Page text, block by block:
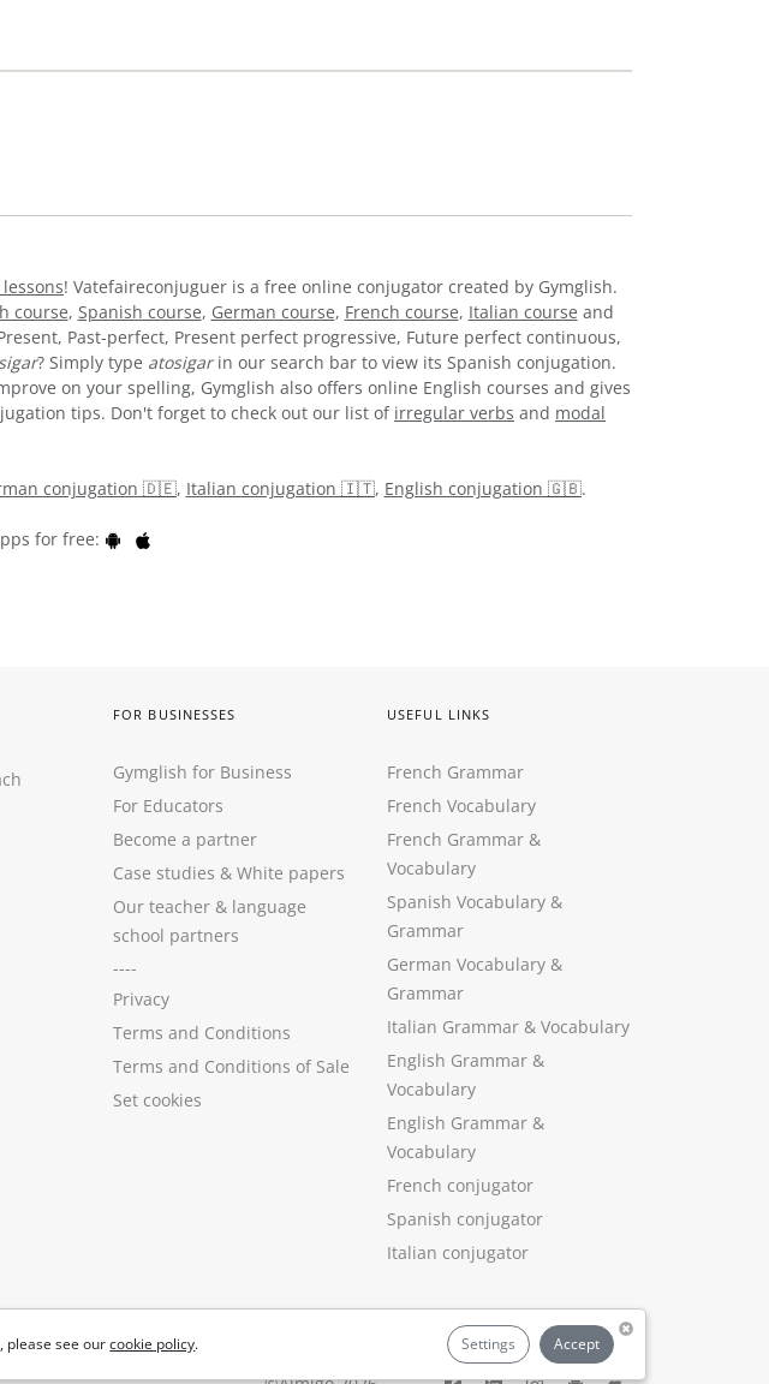
! Vatefaireconjuguer is a free online conjugator created by Gymglish.
course, Spanish course, German course, French course, Italian course and
Past-perfect, Present perfect progressive, Future perfect continuous,
? Simply type atosigarin our search bar to view its Spanish conjugation.
on your spelling, Gymglish also offers online English courses and gives
tips. Don't forget to check out our list of irregular verbs and modal
conjugation 🇩🇪, Italian conjugation 🇮🇹, English conjugation 🇬🇧.
for free:
please see ourcookie policy. Settings Accept
FOR BUSINESSES
Gymglish for Business
For Educators
Become a partner
Case studies & White papers
Our teacher & language
school partners
----
Privacy
Terms and Conditions
Terms and Conditions of Sale
Set cookies
USEFUL LINKS
French Grammar
French Vocabulary
French Grammar &
Vocabulary
Spanish Vocabulary &
Grammar
German Vocabulary &
Grammar
Italian Grammar & Vocabulary
English Grammar &
Vocabulary
English Grammar &
Vocabulary
French conjugator
Spanish conjugator
Italian conjugator